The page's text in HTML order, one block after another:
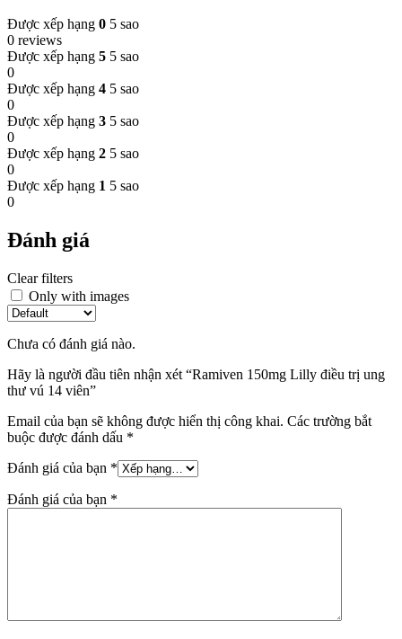
Được xếp hạng 0 5 sao
0 reviews
Được xếp hạng 5 5 sao
0
Được xếp hạng 4 5 sao
0
Được xếp hạng 3 5 sao
0
Được xếp hạng 2 5 sao
0
Được xếp hạng 1 5 sao
0
Đánh giá
Clear filters
Only with images
Chưa có đánh giá nào.
Hãy là người đầu tiên nhận xét “Ramiven 150mg Lilly điều trị ung
thư vú 14 viên”
Email của bạn sẽ không được hiển thị công khai. Các trường bắt
buộc được đánh dấu *
Đánh giá của bạn *
Đánh giá của bạn *